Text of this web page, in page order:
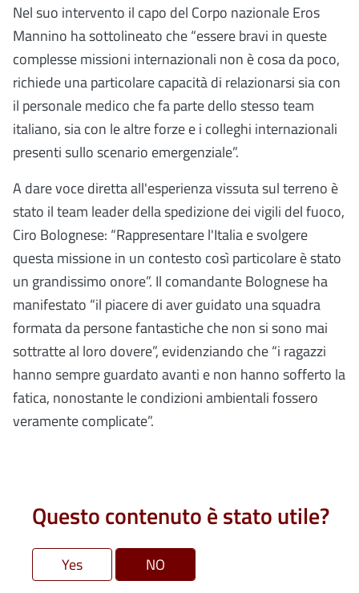
Nel suo intervento il capo del Corpo nazionale Eros
Mannino ha sottolineato che “essere bravi in queste
complesse missioni internazionali non è cosa da poco,
richiede una particolare capacità di relazionarsi sia con
il personale medico che fa parte dello stesso team
italiano, sia con le altre forze e i colleghi internazionali
presenti sullo scenario emergenziale”.
A dare voce diretta all'esperienza vissuta sul terreno è
stato il team leader della spedizione dei vigili del fuoco,
Ciro Bolognese: “Rappresentare l'Italia e svolgere
questa missione in un contesto così particolare è stato
un grandissimo onore”. Il comandante Bolognese ha
manifestato “il piacere di aver guidato una squadra
formata da persone fantastiche che non si sono mai
sottratte al loro dovere”, evidenziando che “i ragazzi
hanno sempre guardato avanti e non hanno sofferto la
fatica, nonostante le condizioni ambientali fossero
veramente complicate”.
Questo contenuto è stato utile?